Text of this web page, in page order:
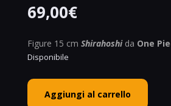
69,00€
Figure 15 cm Shirahoshida One
Disponibile
Banpresto
GlitterAggiungi al carrello